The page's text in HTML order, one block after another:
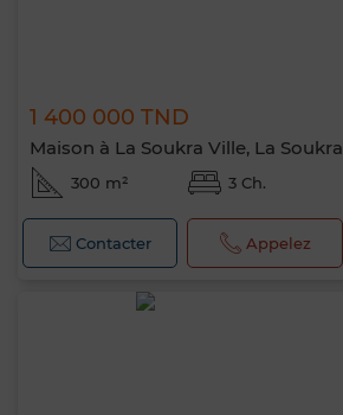
1 400 000 TND
Maison à La Soukra Ville, La Soukra
300 m² 3 Ch.
Contacter Appelez